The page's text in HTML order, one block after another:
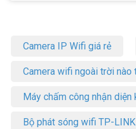
Camera IP Wifi giá rẻ
Camera wifi ngoài trời nào
Máy chấm công nhận diện
Bộ phát sóng wifi TP-LINK